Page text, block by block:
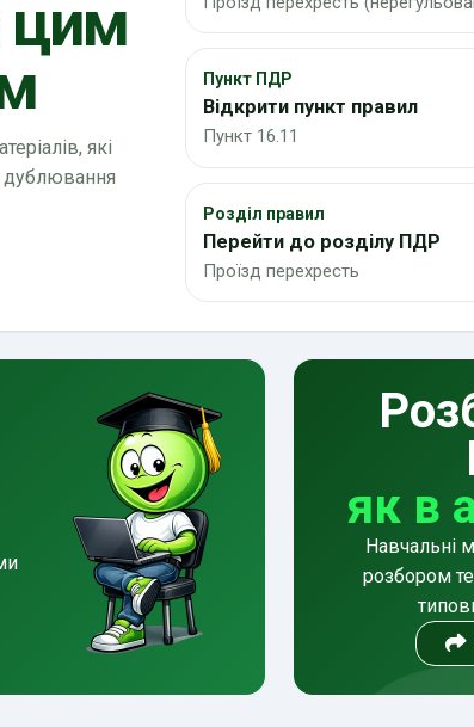
цим
які
дублювання
Пункт ПДР
Відкрити пункт правил
Пункт 16.11
Розділ правил
Перейти до розділу ПДР
Проїзд перехресть
як в
Навчальні
розбором